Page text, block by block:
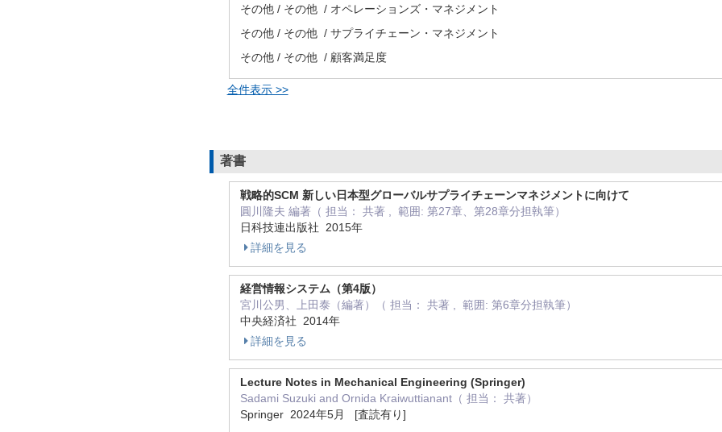
その他 / その他 / オペレーションズ・マネジメント
その他 / その他 / サプライチェーン・マネジメント
その他 / その他 / 顧客満足度
全件表示 >>
著書
戦略的SCM 新しい日本型グローバルサプライチェーンマネジメントに向けて
圓川隆夫 編著（ 担当： 共著 , 範囲: 第27章、第28章分担執筆）
日科技連出版社 2015年
詳細を見る
経営情報システム（第4版）
宮川公男、上田泰（編著）（ 担当： 共著 , 範囲: 第6章分担執筆）
中央経済社 2014年
詳細を見る
Lecture Notes in Mechanical Engineering (Springer)
Sadami Suzuki and Ornida Kraiwuttianant（ 担当： 共著）
Springer 2024年5月 [査読有り]